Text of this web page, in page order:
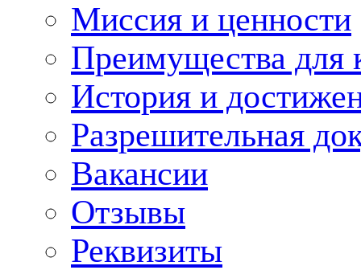
Миссия и ценности
Преимущества для
История и
Разрешительная
Вакансии
Отзывы
Реквизиты